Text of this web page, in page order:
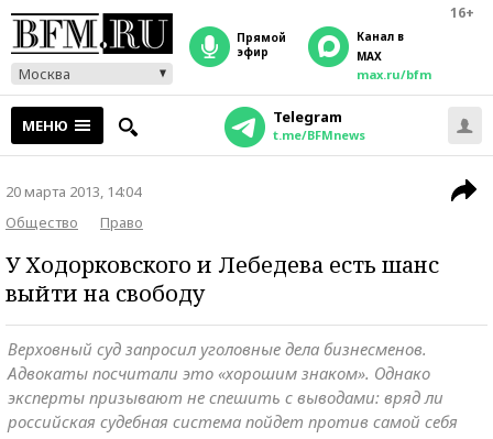
16+
Москва
прямой
эфир
Канал в
MAX
max.ru/bfm
МЕНЮ Telegram
t.me/BFMnews
20 марта 2013, 14:04
Общество
Право
У Ходорковского и Лебедева есть шанс
выйти на свободу
Верховный суд запросил уголовные дела бизнесменов.
Адвокаты посчитали это «хорошим знаком». Однако
эксперты призывают не спешить с выводами: вряд ли
российская судебная система пойдет против самой себя